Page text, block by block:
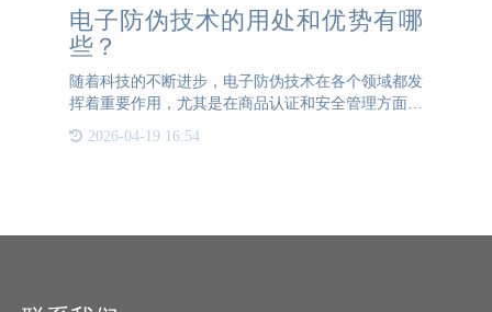
电子防伪技术的用处和优势有哪
些？
随着科技的不断进步，电子防伪技术在各个领域都发
挥着重要作用，尤其是在商品认证和安全管理方面。
中国企业的电子防伪专业已经取得了令人瞩目的成
就。电子防伪技术是指利用电子技术手段，通过数字
2026-04-19 16:54